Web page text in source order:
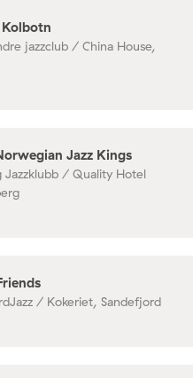
Kolbotn
jazzclub / China House,
Jazz Kings
Jazzklubb / Quality Hotel
/ Kokeriet, Sandefjord